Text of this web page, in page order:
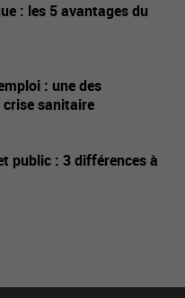
: les 5 avantages du
: une des
sanitaire
public : 3 différences à